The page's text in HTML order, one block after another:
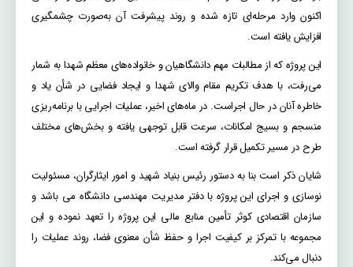
اکنون وارد مرحله‌ای تازه شده و روند پیشرفت آن به‌صورت چشمگیری
افزایش یافته است.
این پروژه که از مطالبات مهم دانشگاهیان و خانواده‌های معظم شهدا به شمار
می‌رفت، با هدف تکریم مقام والای شهدا و ایجاد فضایی در شأن یاد و
خاطره آنان در حال اجراست. در ماه‌های اخیر، عملیات اجرایی با برنامه‌ریزی
منسجم و بسیج امکانات، سرعت قابل توجهی یافته و بخش‌های مختلف
طرح در مسیر تکمیل قرار گرفته است.
شایان ذکر است بنا به دستور رئیس بنیاد شهید و امور ایثارگران، مسئولیت
نوسازی و اجرای این پروژه با دفتر مدیریت مهندسی دانشگاه می باشد و
سازمان اقتصادی کوثر تأمین منابع مالی این پروژه را تعهد نموده و این
مجموعه با تمرکز بر کیفیت اجرا و حفظ شأن معنوی فضا، روند عملیات را
دنبال می‌کند.